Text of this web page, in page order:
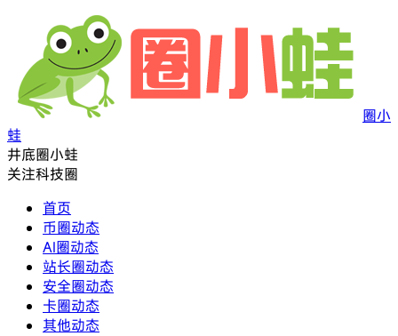
圈小
蛙
井底圈小蛙
关注科技圈
首页
币圈动态
AI圈动态
站长圈动态
安全圈动态
卡圈动态
其他动态